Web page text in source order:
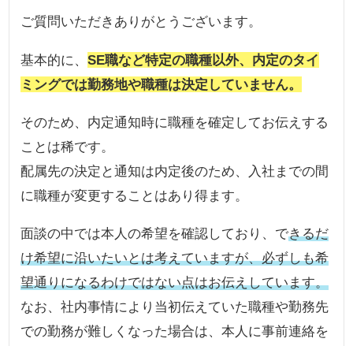
ご質問いただきありがとうございます。
基本的に、SE職など特定の職種以外、内定のタイ
ミングでは勤務地や職種は決定していません。
そのため、内定通知時に職種を確定してお伝えする
ことは稀です。
配属先の決定と通知は内定後のため、入社までの間
に職種が変更することはあり得ます。
面談の中では本人の希望を確認しており、できるだ
け希望に沿いたいとは考えていますが、必ずしも希
望通りになるわけではない点はお伝えしています。
なお、社内事情により当初伝えていた職種や勤務先
での勤務が難しくなった場合は、本人に事前連絡を